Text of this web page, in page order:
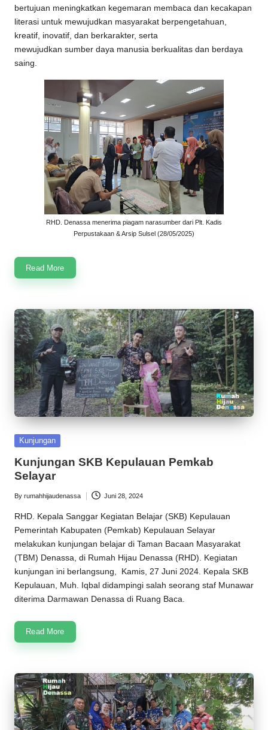
bertujuan meningkatkan kegemaran membaca dan kecakapan
literasi untuk mewujudkan masyarakat berpengetahuan,
kreatif, inovatif, dan berkarakter, serta
mewujudkan sumber daya manusia berkualitas dan berdaya
saing.
RHD. Denassa menerima piagam narasumber dari Plt. Kadis
Perpustakaan & Arsip Sulsel (28/05/2025)
Read More
Posted
Kunjungan
Kunjungan SKB Kepulauan Pemkab
Selayar
Posted
by
By rumahhijaudenassa Juni 28, 2024
RHD. Kepala Sanggar Kegiatan Belajar (SKB) Kepulauan
Pemerintah Kabupaten (Pemkab) Kepulauan Selayar
melakukan kunjungan belajar di Taman Bacaan Masyarakat
(TBM) Denassa, di Rumah Hijau Denassa (RHD). Kegiatan
kunjungan ini berlangsung, Kamis, 27 Juni 2024. Kepala SKB
Kepulauan, Muh. Iqbal didampingi salah seorang staf Munawar
diterima Darmawan Denassa di Ruang Baca.
Read More